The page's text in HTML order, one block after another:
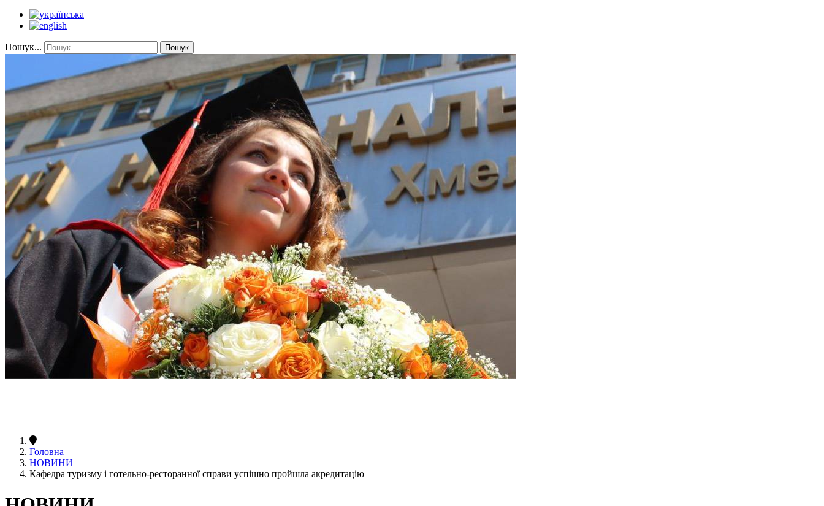
Пошук... Пошук
Головна
НОВИНИ
Кафедра туризму і готельно-ресторанної справи успішно пройшла акредитацію